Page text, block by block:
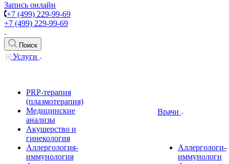
Запись онлайн
+7 (499) 229-99-69
+7 (499) 229-99-69
Поиск
Услуги
PRP-терапия
(плазмотерапия)
Медицинские
анализы
Акушерство и
гинекология
Аллергология-
иммунология
Врачи
Аллергологи-
иммунологи